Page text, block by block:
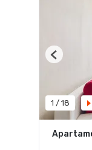
1 / 18
Previous